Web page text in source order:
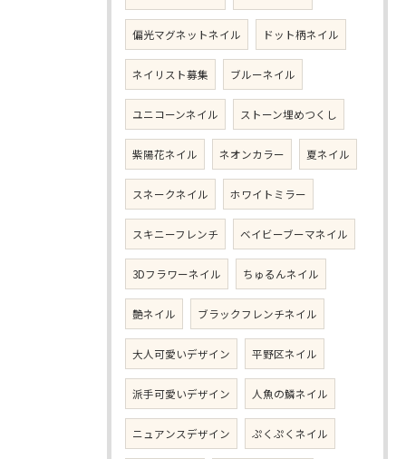
偏光マグネットネイル ドット柄ネイル
ネイリスト募集 ブルーネイル
ユニコーンネイル ストーン埋めつくし
紫陽花ネイル ネオンカラー 夏ネイル
スネークネイル ホワイトミラー
スキニーフレンチ ベイビーブーマネイル
3Dフラワーネイル ちゅるんネイル
艶ネイル ブラックフレンチネイル
大人可愛いデザイン 平野区ネイル
派手可愛いデザイン 人魚の鱗ネイル
ニュアンスデザイン ぷくぷくネイル